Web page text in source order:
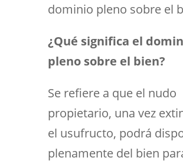
dominio pleno sobre el
¿Qué significa el
pleno sobre el bien?
Se refiere a que el nudo
propietario, una vez
el usufructo, podrá
plenamente del bien